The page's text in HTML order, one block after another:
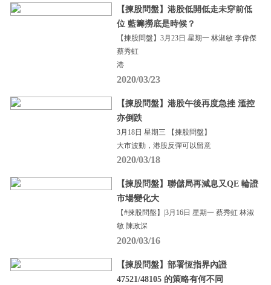
【揀股問盤】港股低開低走未穿前低
位 藍籌撈底是時候？
【揀股問盤】3月23日 星期一 林淑敏 李偉傑
蔡秀虹
港
2020/03/23
【揀股問盤】港股午後再度急挫 滙控
亦倒跌
3月18日 星期三 【揀股問盤】
大市波動，港股反彈可以留意
2020/03/18
【揀股問盤】聯儲局再減息又QE 輪證
市場變化大
【#揀股問盤】|3月16日 星期一 蔡秀虹 林淑
敏 陳政深
2020/03/16
【揀股問盤】部署恆指界內證
47521/48105 的策略有何不同